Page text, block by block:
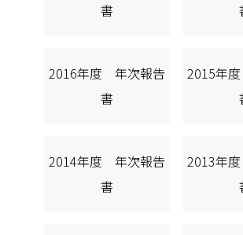
書
2016年度 年次報告
書
2015年
2014年度 年次報告
書
2013年